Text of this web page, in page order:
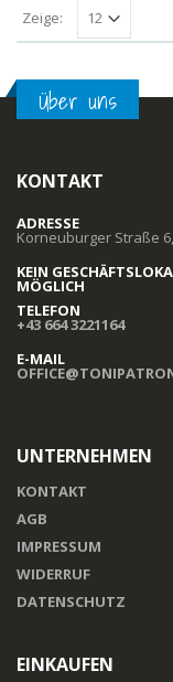
Zeige:
Über uns
KONTAKT
ADRESSE
Korneuburger Straße
KEIN
MÖGLICH
TELEFON
+43 664 3221164
E-MAIL
UNTERNEHMEN
KONTAKT
AGB
IMPRESSUM
WIDERRUF
DATENSCHUTZ
EINKAUFEN